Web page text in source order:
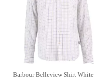
Barbour Belleview Shirt White